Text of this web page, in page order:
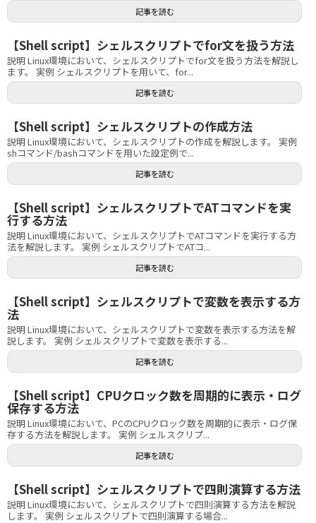
記事を読む
【Shell script】シェルスクリプトでfor文を扱う方法
説明 Linux環境において、シェルスクリプトでfor文を扱う方法を解説し
ます。 実例 シェルスクリプトを用いて、for...
記事を読む
【Shell script】シェルスクリプトの作成方法
説明 Linux環境において、シェルスクリプトの作成を解説します。 実例
shコマンド/bashコマンドを用いた設定例で...
記事を読む
【Shell script】シェルスクリプトでATコマンドを実
行する方法
説明 Linux環境において、シェルスクリプトでATコマンドを実行する方
法を解説します。 実例 シェルスクリプトでATコ...
記事を読む
【Shell script】シェルスクリプトで変数を表示する方
法
説明 Linux環境において、シェルスクリプトで変数を表示する方法を解
説します。 実例 シェルスクリプトで変数を表示する...
記事を読む
【Shell script】CPUクロック数を周期的に表示・ログ
保存する方法
説明 Linux環境において、PCのCPUクロック数を周期的に表示・ログ保
存する方法を解説します。 実例 シェルスクリプ...
記事を読む
【Shell script】シェルスクリプトで四則演算する方法
説明 Linux環境において、シェルスクリプトで四則演算する方法を解説
します。 実例 シェルスクリプトで四則演算する場合...